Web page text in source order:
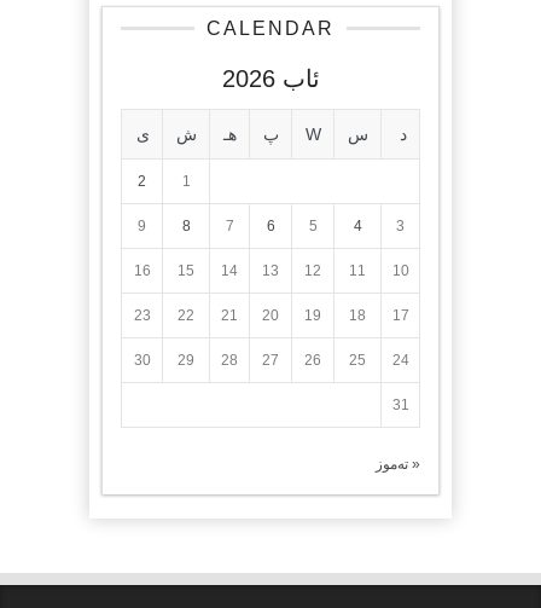
CALENDAR
ئاب 2026
د س W پ هـ ش ی
1
2
3
4
5
6
7
8
9
10
11
12
13
14
15
16
17
18
19
20
21
22
23
24
25
26
27
28
29
30
31
« تەموز